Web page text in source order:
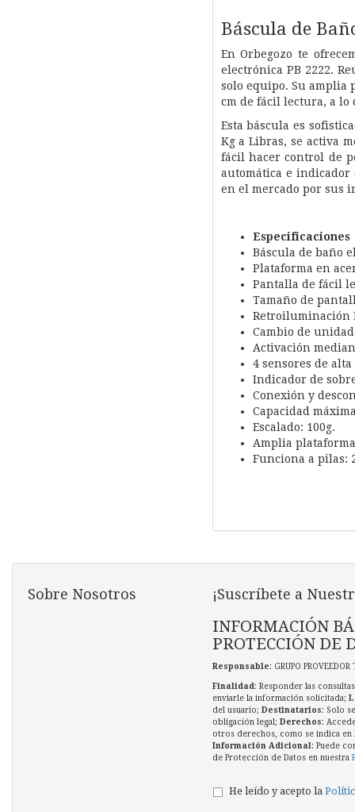
Báscula de
En Orbegozo te
electrónica PB 2222.
solo equipo. Su amplia
cm de fácil lectura, a lo
Esta báscula es
Kg a Libras, se activa
fácil hacer control de
automática e
en el mercado por sus
Especificaciones
Báscula de baño
Plataforma en
Pantalla de fácil
Tamaño de
Retroiluminación
Cambio de
Activación
4 sensores de
Indicador de
Conexión y
Capacidad
Escalado: 100g.
Amplia
Funciona a pilas:
Sobre Nosotros ¡Suscríbete a
INFORMACIÓN
PROTECCIÓN DE
Responsable: GRUPO
Finalidad : Responder las
enviarle la información solicitada;
del usuario; Destinatarios: Solo
obligación legal; Derechos:
otros derechos, como se indica en
Información Adicional : Puede
de Protección de Datos en nuestra
He leído y acepto la